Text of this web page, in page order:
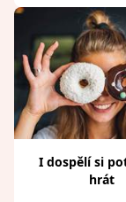
I dospělí si
hrát